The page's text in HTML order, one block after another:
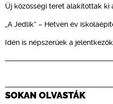
Új közösségi teret alakítottak ki
„A Jedlik” – Hetven év
Idén is népszerűek a
SOKAN OLVASTÁK